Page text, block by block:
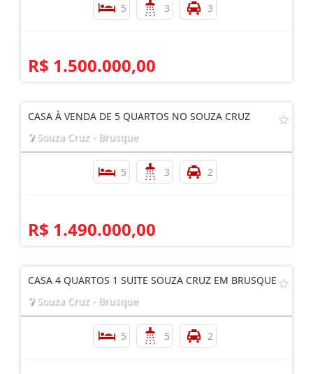
5 3 3
R$ 1.500.000,00
CASA À VENDA DE 5 QUARTOS NO SOUZA CRUZ
Souza Cruz - Brusque
5 3 2
R$ 1.490.000,00
CASA 4 QUARTOS 1 SUITE SOUZA CRUZ EM BRUSQUE
Souza Cruz - Brusque
5 5 2